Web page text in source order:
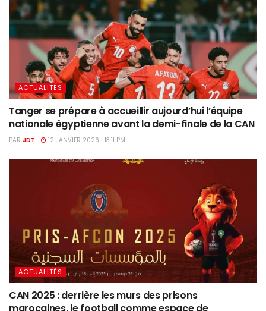
ACTUALITÉS
Tanger se prépare à accueillir aujourd’hui l’équipe
nationale égyptienne avant la demi-finale de la CAN
PAR JDT 12 JANVIER 2026 | 13:11 PM
ACTUALITÉS
CAN 2025 : derrière les murs des prisons
marocaines, le football comme espace de